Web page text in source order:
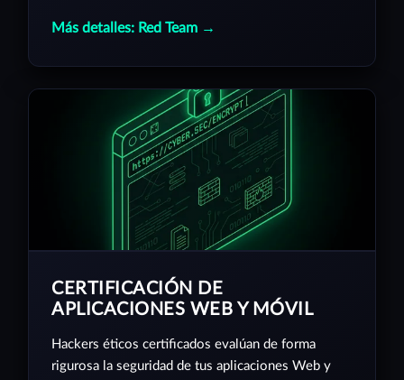
Más detalles: Red Team →
CERTIFICACIÓN DE
APLICACIONES WEB Y MÓVIL
Hackers éticos certificados evalúan de forma
rigurosa la seguridad de tus aplicaciones Web y